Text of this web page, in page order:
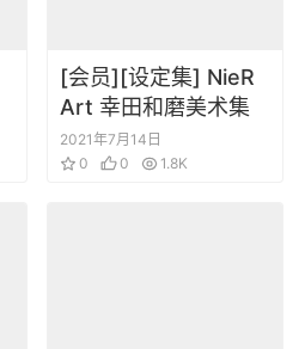
[会员][设定集] NieR
Art 幸田和磨美术集
2021年7月14日
0
0 1.8K